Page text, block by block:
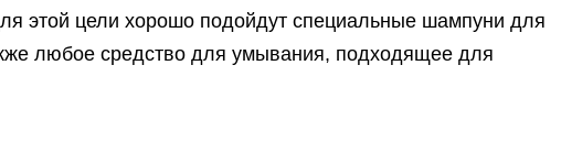
этой цели хорошо подойдут специальные шампуни для
любое средство для умывания, подходящее для